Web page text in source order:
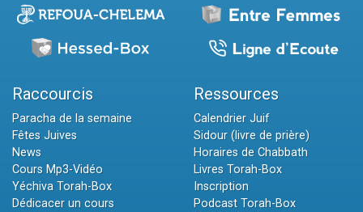
Raccourcis
Paracha de la semaine
Fêtes Juives
News
Cours Mp3-Vidéo
Yéchiva Torah-Box
Dédicacer un cours
Ressources
Calendrier Juif
Sidour (livre de prière)
Horaires de Chabbath
Livres Torah-Box
Inscription
Podcast Torah-Box